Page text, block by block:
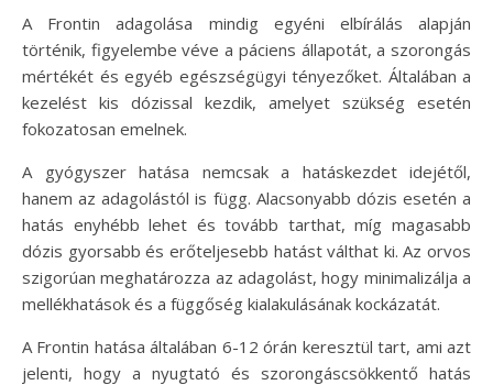
A Frontin adagolása mindig egyéni elbírálás alapján
történik, figyelembe véve a páciens állapotát, a szorongás
mértékét és egyéb egészségügyi tényezőket. Általában a
kezelést kis dózissal kezdik, amelyet szükség esetén
fokozatosan emelnek.
A gyógyszer hatása nemcsak a hatáskezdet idejétől,
hanem az adagolástól is függ. Alacsonyabb dózis esetén a
hatás enyhébb lehet és tovább tarthat, míg magasabb
dózis gyorsabb és erőteljesebb hatást válthat ki. Az orvos
szigorúan meghatározza az adagolást, hogy minimalizálja a
mellékhatások és a függőség kialakulásának kockázatát.
A Frontin hatása általában 6-12 órán keresztül tart, ami azt
jelenti, hogy a nyugtató és szorongáscsökkentő hatás